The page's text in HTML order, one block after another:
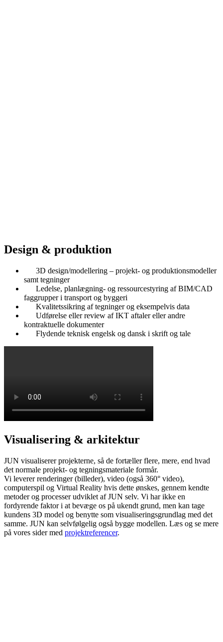
Design & produktion
3D design/modellering – projekt- og produktionsmodeller
samt tegninger
Ledelse, planlægning- og ressourcestyring af BIM/CAD
faggrupper i transport og byggeri
Kvalitetssikring af tegninger og eksempelvis data
Udførelse eller review af IKT aftaler eller andre
kontraktuelle dokumenter
Flydende teknisk engelsk og dansk i skrift og tale
Visualisering & arkitektur
JUN visualiserer projekterne, så de fortæller flere, mere, end hvad
det normale projekt- og tegningsmateriale formår.
Vi leverer renderinger (billeder), video (også 360° video),
computerspil og Virtual Reality hvis dette ønskes, gennem kendte
metoder og processer udviklet af JUN selv. Vi har ikke en
fordyrende faktor i at bevæge os på ukendt grund, men kan tage
kundens 3D model og benytte som visualiseringsgrundlag med det
samme. JUN kan selvfølgelig også bygge modellen. Læs og se mere
på vores sider med projektreferencer.